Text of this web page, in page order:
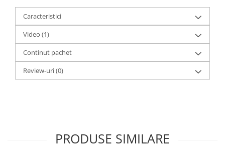
Caracteristici
Video (1)
Continut pachet
Review-uri(0)
PRODUSE SIMILARE